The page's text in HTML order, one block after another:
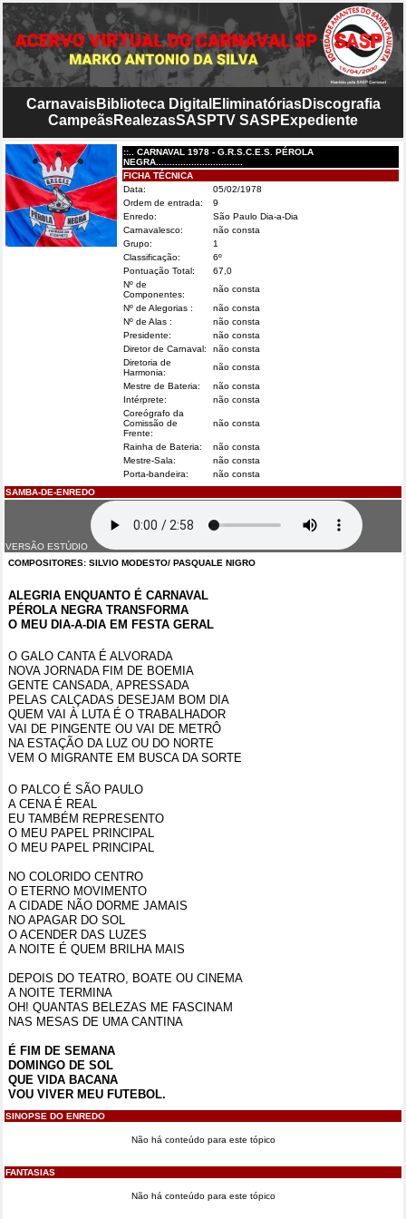
CarnavaisBiblioteca Digital EliminatóriasDiscografia
CampeãsRealezasSASPTV SASP Expediente
::.. CARNAVAL 1978 - G.R.S.C.E.S. PÉROLA
NEGRA................................
FICHA TÉCNICA
Data:
05/02/1978
Ordem de entrada:
9
Enredo:
São Paulo Dia-a-Dia
Carnavalesco:
não consta
Grupo:
1
Classificação:
6º
Pontuação Total:
67,0
Nº de
Componentes:
não consta
Nº de Alegorias :
não consta
Nº de Alas :
não consta
Presidente:
não consta
Diretor de Carnaval:
não consta
Diretoria de
Harmonia:
não consta
Mestre de Bateria:
não consta
Intérprete:
não consta
Coreógrafo da
Comissão de
Frente:
não consta
Rainha de Bateria:
não consta
Mestre-Sala:
não consta
Porta-bandeira:
não consta
SAMBA-DE-ENREDO
VERSÃO ESTÚDIO
COMPOSITORES: SILVIO MODESTO/ PASQUALE NIGRO
ALEGRIA ENQUANTO É CARNAVAL
PÉROLA NEGRA TRANSFORMA
O MEU DIA-A-DIA EM FESTA GERAL
O GALO CANTA É ALVORADA
NOVA JORNADA FIM DE BOEMIA
GENTE CANSADA, APRESSADA
PELAS CALÇADAS DESEJAM BOM DIA
QUEM VAI À LUTA É O TRABALHADOR
VAI DE PINGENTE OU VAI DE METRÔ
NA ESTAÇÃO DA LUZ OU DO NORTE
VEM O MIGRANTE EM BUSCA DA SORTE
O PALCO É SÃO PAULO
A CENA É REAL
EU TAMBÉM REPRESENTO
O MEU PAPEL PRINCIPAL
O MEU PAPEL PRINCIPAL
NO COLORIDO CENTRO
O ETERNO MOVIMENTO
A CIDADE NÃO DORME JAMAIS
NO APAGAR DO SOL
O ACENDER DAS LUZES
A NOITE É QUEM BRILHA MAIS
DEPOIS DO TEATRO, BOATE OU CINEMA
A NOITE TERMINA
OH! QUANTAS BELEZAS ME FASCINAM
NAS MESAS DE UMA CANTINA
É FIM DE SEMANA
DOMINGO DE SOL
QUE VIDA BACANA
VOU VIVER MEU FUTEBOL.
SINOPSE DO ENREDO
Não há conteúdo para este tópico
FANTASIAS
Não há conteúdo para este tópico